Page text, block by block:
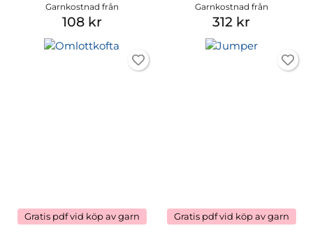
Garnkostnad från
108 kr
Garnkostnad från
312 kr
Gratis pdf vid köp av garn Gratis pdf vid köp av garn